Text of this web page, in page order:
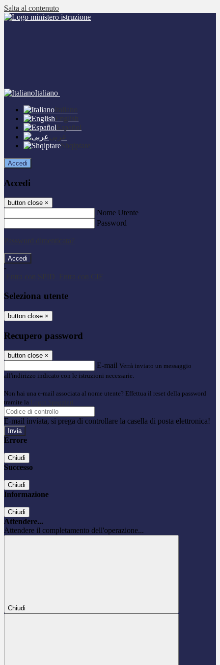
Salta al contenuto
Italiano
Italiano
English
Español
عربى
Shqiptare
Accedi
Accedi
button close ×
Nome Utente
Password
Password dimenticata?
-
Entra con SPID
Entra con CIE
Seleziona utente
button close ×
Recupero password
button close ×
E-mail Verrà inviato un messaggio
all'indirizzo indicato con le istruzioni necessarie.
Non hai una e-mail associata al nome utente? Effettua il reset della password
tramite la Login Spaggiari
E-mail inviata, si prega di controllare la casella di posta elettronica!
Errore
Chiudi
Successo
Chiudi
Informazione
Chiudi
Attendere...
Attendere il completamento dell'operazione...
Chiudi